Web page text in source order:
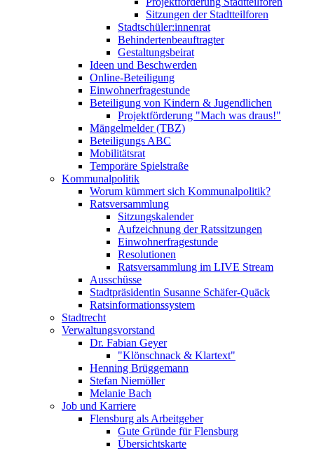
Sitzungen der Stadtteilforen
Stadtschüler:innenrat
Behindertenbeauftragter
Gestaltungsbeirat
Ideen und Beschwerden
Online-Beteiligung
Einwohnerfragestunde
Beteiligung von Kindern & Jugendlichen
Projektförderung "Mach was draus!"
Mängelmelder (TBZ)
Beteiligungs ABC
Mobilitätsrat
Temporäre Spielstraße
Kommunalpolitik
Worum kümmert sich Kommunalpolitik?
Ratsversammlung
Sitzungskalender
Aufzeichnung der Ratssitzungen
Einwohnerfragestunde
Resolutionen
Ratsversammlung im LIVE Stream
Ausschüsse
Stadtpräsidentin Susanne Schäfer-Quäck
Ratsinformationssystem
Stadtrecht
Verwaltungsvorstand
Dr. Fabian Geyer
"Klönschnack & Klartext"
Henning Brüggemann
Stefan Niemöller
Melanie Bach
Job und Karriere
Flensburg als Arbeitgeber
Gute Gründe für Flensburg
Übersichtskarte